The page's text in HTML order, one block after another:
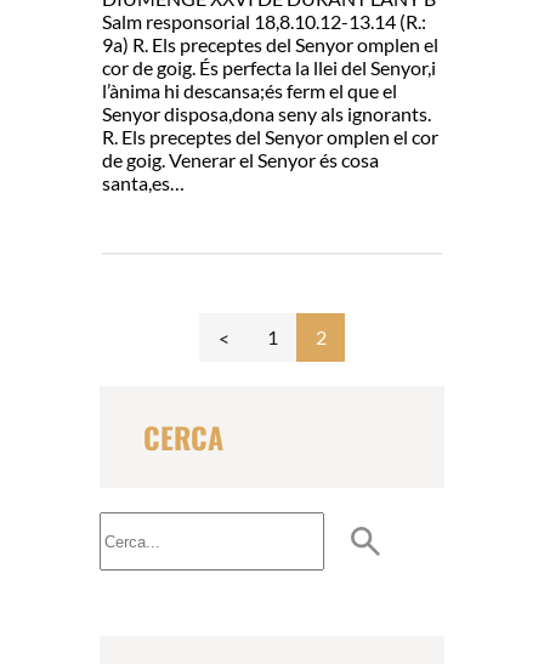
Salm responsorial 18,8.10.12-13.14 (R.:
9a) R. Els preceptes del Senyor omplen el
cor de goig. És perfecta la llei del Senyor,i
l’ànima hi descansa;és ferm el que el
Senyor disposa,dona seny als ignorants.
R. Els preceptes del Senyor omplen el cor
de goig. Venerar el Senyor és cosa
santa,es…
1 2
CERCA
u
s